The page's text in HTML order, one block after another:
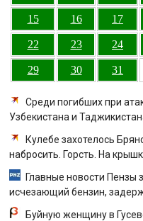
15 16 17
22 23 24
29 30 31
Среди погибших при
Узбекистана и
Кулебе захотелось
набросить. Горсть. На
Главные новости Пензы
исчезающий бензин,
Буйную женщину в